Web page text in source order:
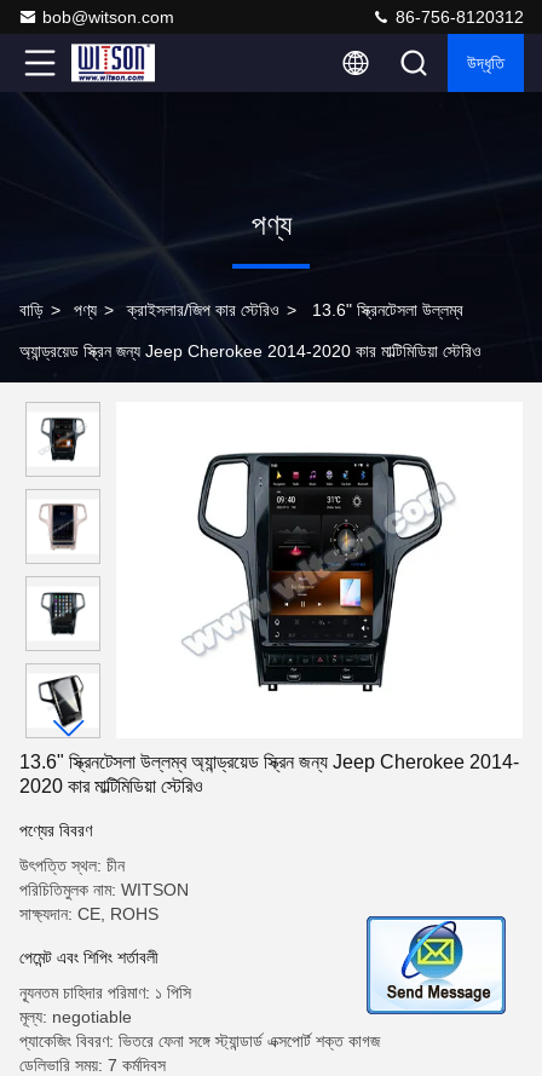
bob@witson.com 86-756-8120312
উদ্ধৃতি
পণ্য
বাড়ি > পণ্য > ক্রাইসলার/জিপ কার স্টেরিও > 13.6" স্ক্রিনটেসলা উল্লম্ব
অ্যান্ড্রয়েড স্ক্রিন জন্য Jeep Cherokee 2014-2020 কার মাল্টিমিডিয়া স্টেরিও
13.6" স্ক্রিনটেসলা উল্লম্ব অ্যান্ড্রয়েড স্ক্রিন জন্য Jeep Cherokee 2014-
2020 কার মাল্টিমিডিয়া স্টেরিও
পণ্যের বিবরণ
উৎপত্তি স্থল: চীন
পরিচিতিমুলক নাম: WITSON
সাক্ষ্যদান: CE, ROHS
পেমেন্ট এবং শিপিং শর্তাবলী
ন্যূনতম চাহিদার পরিমাণ: ১ পিসি
মূল্য: negotiable
প্যাকেজিং বিবরণ: ভিতরে ফেনা সঙ্গে স্ট্যান্ডার্ড এক্সপোর্ট শক্ত কাগজ
ডেলিভারি সময়: 7 কর্মদিবস